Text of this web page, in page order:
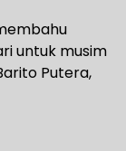
untuk musim
Putera,